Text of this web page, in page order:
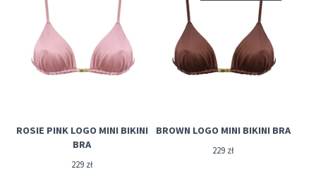
ROSIE PINK LOGO MINI BIKINI
BRA
229 zł
BROWN LOGO MINI BIKINI BRA
229 zł